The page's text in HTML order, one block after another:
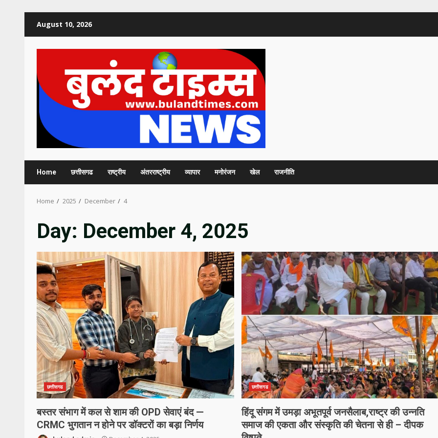
August 10, 2026
Home छत्तीसगढ राष्ट्रीय अंतरराष्ट्रीय व्यापार मनोरंजन खेल राजनीति
Home 2025 December 4
Day: December 4, 2025
छत्तीसगढ
बस्तर संभाग में कल से शाम की OPD सेवाएं बंद —
CRMC भुगतान न होने पर डॉक्टरों का बड़ा निर्णय
छत्तीसगढ
हिंदू संगम में उमड़ा अभूतपूर्व जनसैलाब,राष्ट्र की उन्नति
समाज की एकता और संस्कृति की चेतना से ही – दीपक